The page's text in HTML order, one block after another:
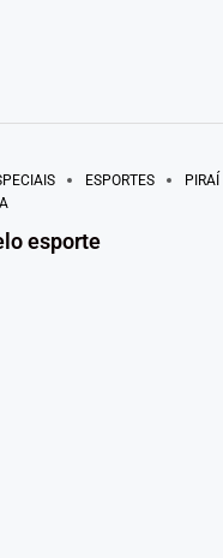
ESPORTES PIRAÍ
esporte